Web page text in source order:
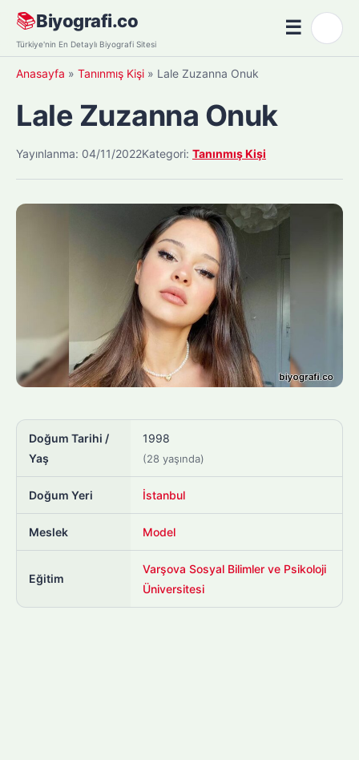
Skip
content
📚Biyografi.co
Türkiye'nin En Detaylı Biyografi Sitesi
☰Menü
Anasayfa » Tanınmış Kişi » Lale Zuzanna Onuk
Lale Zuzanna Onuk
Yayınlanma: 04/11/2022Kategori: Tanınmış Kişi
Doğum Tarihi /
Yaş
1998
(28 yaşında)
Doğum Yeri İstanbul
Meslek Model
Eğitim
Varşova Sosyal Bilimler ve Psikoloji
Üniversitesi